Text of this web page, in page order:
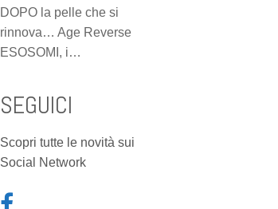
DOPO la pelle che si
rinnova… Age Reverse
ESOSOMI, i…
SEGUICI
Scopri tutte le novità sui
Social Network